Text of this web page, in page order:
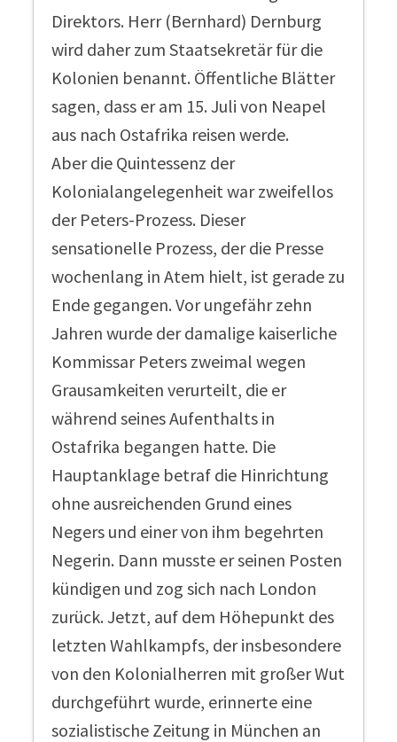
Direktors. Herr (Bernhard) Dernburg
wird daher zum Staatsekretär für die
Kolonien benannt. Öffentliche Blätter
sagen, dass er am 15. Juli von Neapel
aus nach Ostafrika reisen werde.
Aber die Quintessenz der
Kolonialangelegenheit war zweifellos
der Peters-Prozess. Dieser
sensationelle Prozess, der die Presse
wochenlang in Atem hielt, ist gerade zu
Ende gegangen. Vor ungefähr zehn
Jahren wurde der damalige kaiserliche
Kommissar Peters zweimal wegen
Grausamkeiten verurteilt, die er
während seines Aufenthalts in
Ostafrika begangen hatte. Die
Hauptanklage betraf die Hinrichtung
ohne ausreichenden Grund eines
Negers und einer von ihm begehrten
Negerin. Dann musste er seinen Posten
kündigen und zog sich nach London
zurück. Jetzt, auf dem Höhepunkt des
letzten Wahlkampfs, der insbesondere
von den Kolonialherren mit großer Wut
durchgeführt wurde, erinnerte eine
sozialistische Zeitung in München an